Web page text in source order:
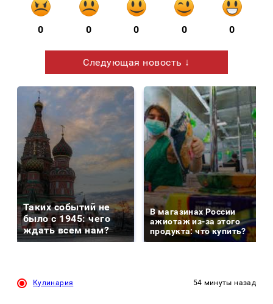
0 0 0 0 0
Следующая новость ↓
Таких событий не
было с 1945: чего
ждать всем нам?
В магазинах России
ажиотаж из-за этого
продукта: что купить?
Кулинария 54 минуты назад